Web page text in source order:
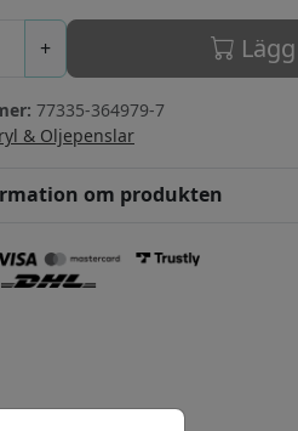
+
77335-364979-7
& Oljepenslar
om produkten